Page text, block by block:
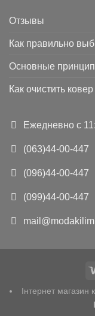
Отзывы
Как правильно
Основные
Как очистить
Ежедневно с
(063)44-00-447
(096)44-00-447
(099)44-00-447
Інтернет магазин